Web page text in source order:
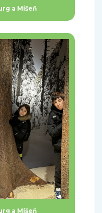
a Míšeň
a Míšeň